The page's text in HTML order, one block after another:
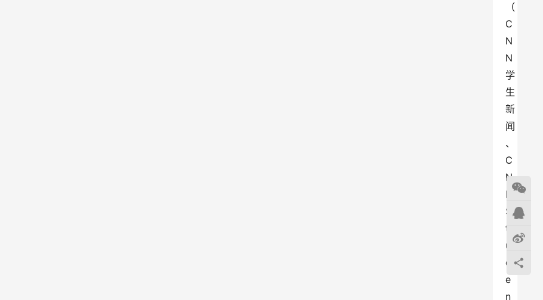
（
C
N
N
学
生
新
闻
、
C
N
N
S
t
u
d
e
n